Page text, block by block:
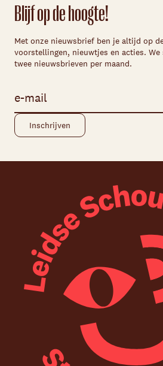
Blijf op de hoogte!
Met onze nieuwsbrief ben je altijd op
voorstellingen, nieuwtjes en acties.
twee nieuwsbrieven per maand.